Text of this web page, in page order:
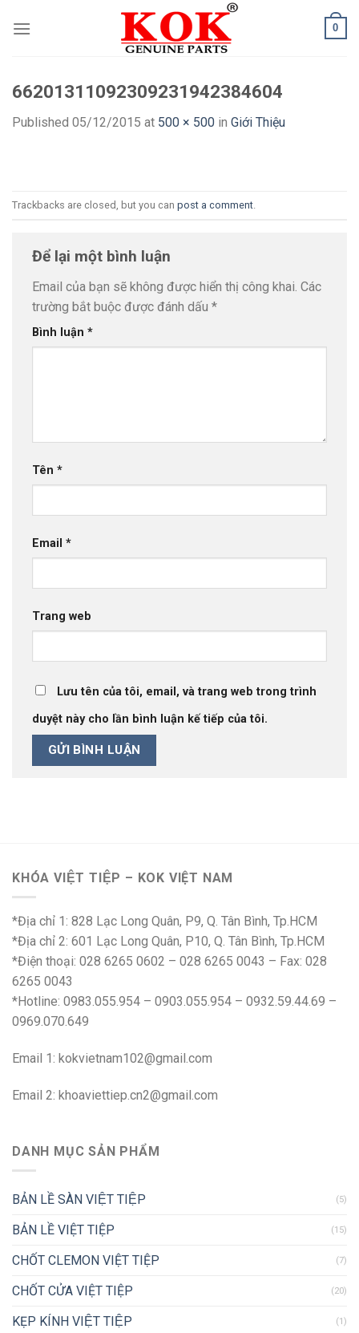
0
66201311092309231942384604
Published 05/12/2015 at 500 × 500 in Giới Thiệu
Trackbacks are closed, but you can post a comment
Để lại một bình luận
Email của bạn sẽ không được hiển thị công khai. Các
trường bắt buộc được đánh dấu *
Bình luận *
Tên *
Email *
Trang web
Lưu tên của tôi, email, và trang web trong trình
duyệt này cho lần bình luận kế tiếp của tôi.
KHÓA VIỆT TIỆP – KOK VIỆT NAM
*Địa chỉ 1: 828 Lạc Long Quân, P9, Q. Tân Bình, Tp.HCM
*Địa chỉ 2: 601 Lạc Long Quân, P10, Q. Tân Bình, Tp.HCM
*Điện thoại: 028 6265 0602 – 028 6265 0043 – Fax: 028
6265 0043
*Hotline: 0983.055.954 – 0903.055.954 – 0932.59.44.69 –
0969.070.649
Email 1: kokvietnam102@gmail.com
Email 2: khoaviettiep.cn2@gmail.com
DANH MỤC SẢN PHẨM
BẢN LỀ SÀN VIỆT TIỆP (5)
BẢN LỀ VIỆT TIỆP (15)
CHỐT CLEMON VIỆT TIỆP (7)
CHỐT CỬA VIỆT TIỆP (20)
KẸP KÍNH VIỆT TIỆP (1)